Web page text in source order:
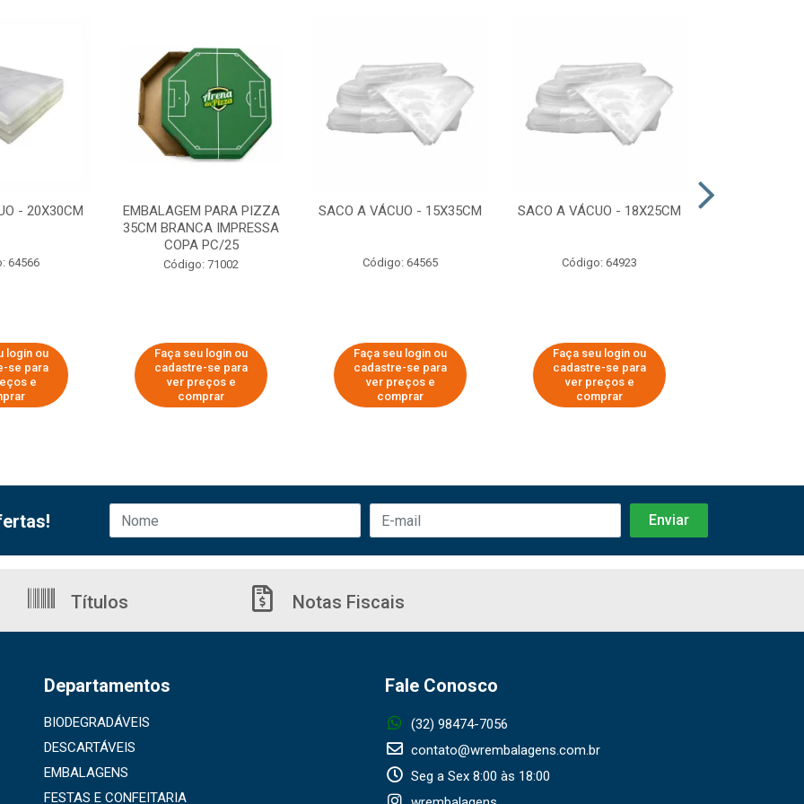
- 20X30CM
64566
login ou
se para
e
EMBALAGEM PARA PIZZA
35CM BRANCA IMPRESSA
COPA PC/25
Código: 71002
Faça seu login ou
cadastre-se para
ver preços e
comprar
SACO A VÁCUO - 15X35CM
Código: 64565
Faça seu login ou
cadastre-se para
ver preços e
comprar
SACO A VÁCUO - 18X25CM
Código: 64923
Faça seu login ou
cadastre-se para
ver preços e
comprar
Títulos Notas Fiscais
Departamentos
BIODEGRADÁVEIS
DESCARTÁVEIS
EMBALAGENS
FESTAS E CONFEITARIA
Fale Conosco
(32) 98474-7056
contato@wrembalagens.com.br
Seg a Sex 8:00 às 18:00